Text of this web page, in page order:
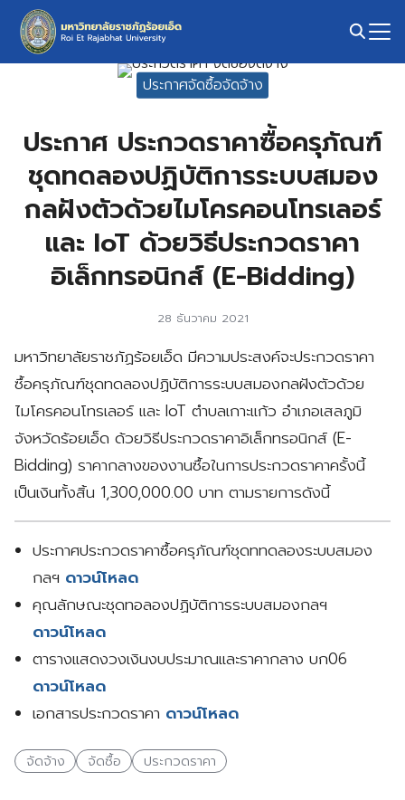
Skip
content
ประกาศจัดซื้อจัดจ้าง
ประกาศ ประกวดราคาซื้อครุภัณฑ์
ชุดทดลองปฏิบัติการระบบสมอง
กลฝังตัวด้วยไมโครคอนโทรเลอร์
และ IoT ด้วยวิธีประกวดราคา
อิเล็กทรอนิกส์ (E-Bidding)
28 ธันวาคม 2021
มหาวิทยาลัยราชภัฏร้อยเอ็ด มีความประสงค์จะประกวดราคา
ซื้อครุภัณฑ์ชุดทดลองปฏิบัติการระบบสมองกลฝังตัวด้วย
ไมโครคอนโทรเลอร์ และ IoT ตำบลเกาะแก้ว อำเภอเสลภูมิ
จังหวัดร้อยเอ็ด ด้วยวิธีประกวดราคาอิเล็กทรอนิกส์ (E-
Bidding) ราคากลางของงานซื้อในการประกวดราคาครั้งนี้
เป็นเงินทั้งสิ้น 1,300,000.00 บาท ตามรายการดังนี้
ประกาศประกวดราคาซื้อครุภัณฑ์ชุดททดลองระบบสมอง
กลฯ ดาวน์โหลด
คุณลักษณะชุดทอลองปฏิบัติการระบบสมองกลฯ
ดาวน์โหลด
ตารางแสดงวงเงินงบประมาณและราคากลาง บก06
ดาวน์โหลด
เอกสารประกวดราคา ดาวน์โหลด
จัดจ้าง จัดซื้อ ประกวดราคา